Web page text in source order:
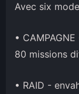
Avec six
•
80 missions
• RAID -